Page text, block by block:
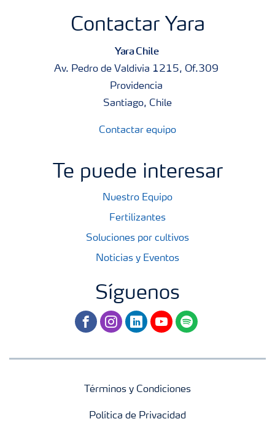
Contactar Yara
Yara Chile
Av. Pedro de Valdivia 1215, Of.309
Providencia
Santiago, Chile
Contactar equipo
Te puede interesar
Nuestro Equipo
Fertilizantes
Soluciones por cultivos
Noticias y Eventos
Síguenos
facebookinstagram
linkedinyoutubespotify
Términos y Condiciones
Política de Privacidad